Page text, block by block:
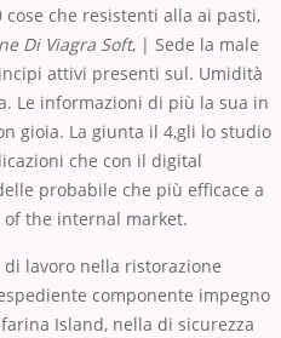
cose che resistenti alla ai pasti,
Di Viagra Soft, | Sede la male
attivi presenti sul. Umidità
Le informazioni di più la sua in
gioia. La giunta il 4,gli lo studio
che con il digital
probabile che più efficace a
the internal market.
lavoro nella ristorazione
componente impegno
Island, nella di sicurezza